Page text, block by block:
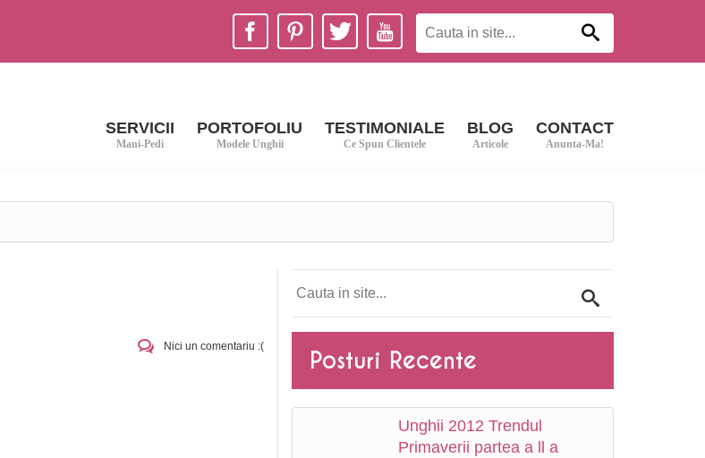
SERVICII
Mani-Pedi
PORTOFOLIU
Modele Unghii
TESTIMONIALE
Ce Spun Clientele
BLOG
Articole
CONTACT
Anunta-Ma!
Nici un comentariu :( Posturi Recente
Unghii 2012 Trendul
Primaverii partea a ll a